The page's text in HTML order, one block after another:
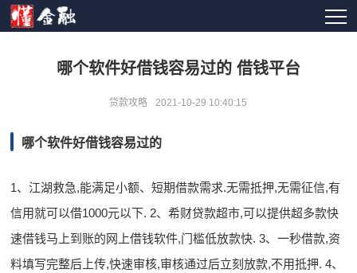
哪个软件好借钱容易过的 借钱平台
贷款攻略 2021-10-29 10:40:15
哪个软件好借钱容易过的
1、江湖救急,能满足小额、短期借款需求.无需抵押,无需征信,有
信用就可以借1000元以下. 2、希财贷款超市,可以提供超多款快
速借钱马上到账的网上借钱软件,门槛低放款快. 3、一秒借款,资
料填写完整后上传,快速审核,审核通过后立刻放款,不用抵押. 4、